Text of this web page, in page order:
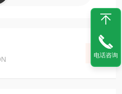
电话咨询